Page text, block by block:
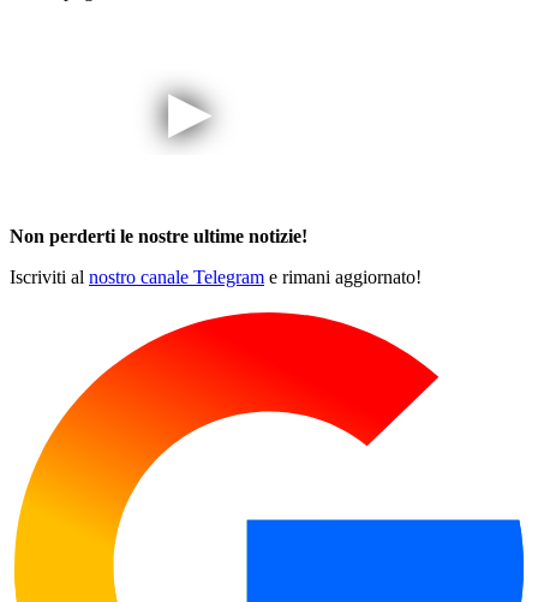
Non perderti le nostre ultime notizie!
Iscriviti al nostro canale Telegram e rimani aggiornato!